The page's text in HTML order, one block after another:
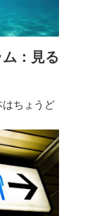
：見る
ちょうど